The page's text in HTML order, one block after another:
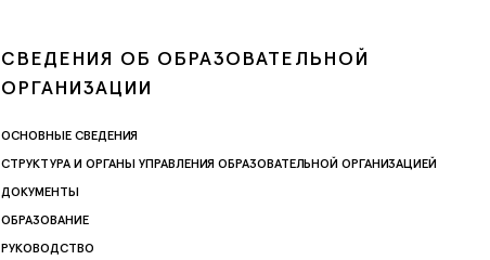
СВЕДЕНИЯ ОБ ОБРАЗОВАТЕЛЬНОЙ
ОРГАНИЗАЦИИ
ОСНОВНЫЕ СВЕДЕНИЯ
СТРУКТУРА И ОРГАНЫ УПРАВЛЕНИЯ ОБРАЗОВАТЕЛЬНОЙ ОРГАНИЗАЦИЕЙ
ДОКУМЕНТЫ
ОБРАЗОВАНИЕ
РУКОВОДСТВО